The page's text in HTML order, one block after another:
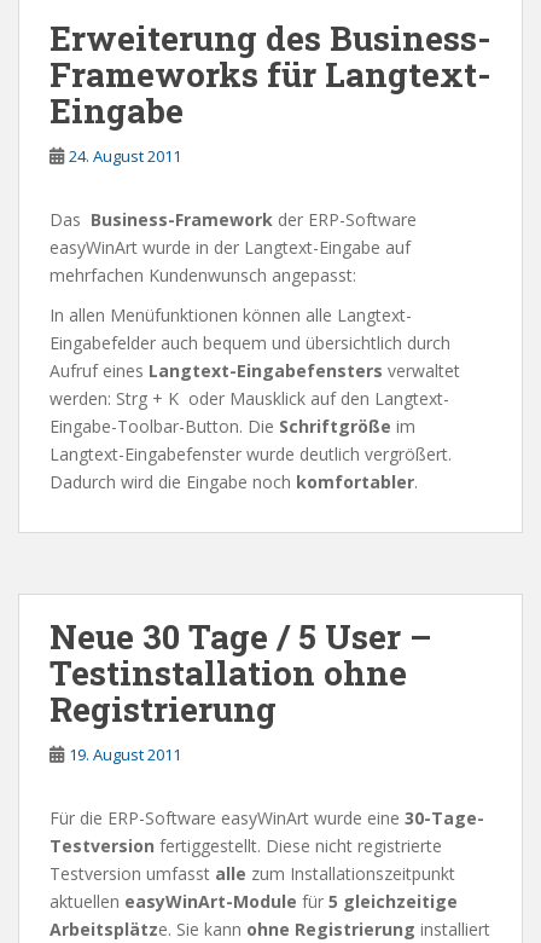
Erweiterung des Business-
Frameworks für Langtext-
Eingabe
24. August 2011
Das Business-Framework der ERP-Software
easyWinArt wurde in der Langtext-Eingabe auf
mehrfachen Kundenwunsch angepasst:
In allen Menüfunktionen können alle Langtext-
Eingabefelder auch bequem und übersichtlich durch
Aufruf eines Langtext-Eingabefensters verwaltet
werden: Strg + K oder Mausklick auf den Langtext-
Eingabe-Toolbar-Button. Die Schriftgröße im
Langtext-Eingabefenster wurde deutlich vergrößert.
Dadurch wird die Eingabe noch komfortabler.
Neue 30 Tage / 5 User –
Testinstallation ohne
Registrierung
19. August 2011
Für die ERP-Software easyWinArt wurde eine 30-Tage-
Testversion fertiggestellt. Diese nicht registrierte
Testversion umfasst alle zum Installationszeitpunkt
aktuellen easyWinArt-Module für 5 gleichzeitige
Arbeitsplätze. Sie kann ohne Registrierung installiert